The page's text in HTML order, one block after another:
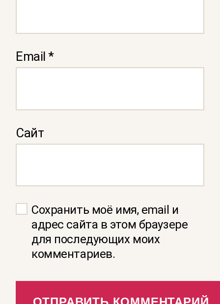
Email*
Сайт
Сохранить моё имя, email и
адрес сайта в этом браузере
для последующих моих
комментариев.